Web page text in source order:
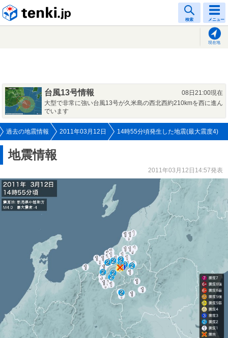
検索 メニュー
現在地
台風13号情報
08日21:00現在
大型で非常に強い台風13号が久米島の西北西約210kmを西に進ん
でいます
過去の地震情報 2011年03月12日 14時55分頃発生した地震(最大震度4)
地震情報
2011年03月12日14:57発表